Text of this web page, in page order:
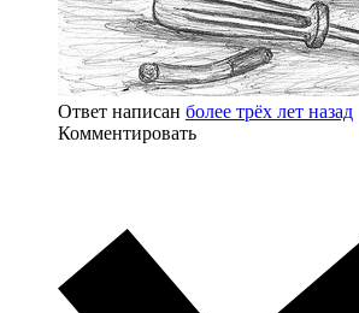
Ответ написан более трёх лет назад
Комментировать